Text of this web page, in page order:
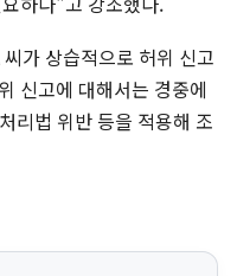
가 상습적으로 허위 신고
신고에 대해서는 경중에
리법 위반 등을 적용해 조